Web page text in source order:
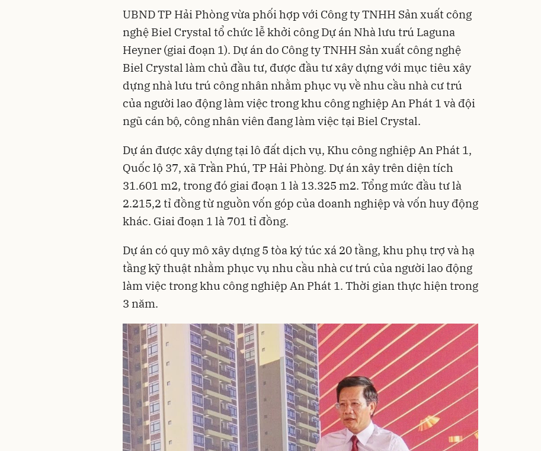
UBND TP Hải Phòng vừa phối hợp với Công ty TNHH Sản xuất công
nghệ Biel Crystal tổ chức lễ khởi công Dự án Nhà lưu trú Laguna
Heyner (giai đoạn 1). Dự án do Công ty TNHH Sản xuất công nghệ
Biel Crystal làm chủ đầu tư, được đầu tư xây dựng với mục tiêu xây
dựng nhà lưu trú công nhân nhằm phục vụ về nhu cầu nhà cư trú
của người lao động làm việc trong khu công nghiệp An Phát 1 và đội
ngũ cán bộ, công nhân viên đang làm việc tại Biel Crystal.
Dự án được xây dựng tại lô đất dịch vụ, Khu công nghiệp An Phát 1,
Quốc lộ 37, xã Trần Phú, TP Hải Phòng. Dự án xây trên diện tích
31.601 m2, trong đó giai đoạn 1 là 13.325 m2. Tổng mức đầu tư là
2.215,2 tỉ đồng từ nguồn vốn góp của doanh nghiệp và vốn huy động
khác. Giai đoạn 1 là 701 tỉ đồng.
Dự án có quy mô xây dựng 5 tòa ký túc xá 20 tầng, khu phụ trợ và hạ
tầng kỹ thuật nhằm phục vụ nhu cầu nhà cư trú của người lao động
làm việc trong khu công nghiệp An Phát 1. Thời gian thực hiện trong
3 năm.